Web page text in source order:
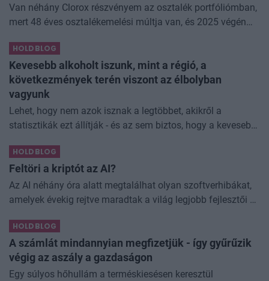
Van néhány Clorox részvényem az osztalék portfóliómban,
mert 48 éves osztalékemelési múltja van, és 2025 végén
dividend king-et. Azt
HOLDBLOG
Kevesebb alkoholt iszunk, mint a régió, a
következmények terén viszont az élbolyban
vagyunk
Lehet, hogy nem azok isznak a legtöbbet, akikről a
statisztikák ezt állítják - és az sem biztos, hogy a kevesebb
Kevesebb alkoholt iszunk
HOLDBLOG
Feltöri a kriptót az AI?
Az AI néhány óra alatt megtalálhat olyan szoftverhibákat,
amelyek évekig rejtve maradtak a világ legjobb fejlesztői és
különösen nagy...
HOLDBLOG
A számlát mindannyian megfizetjük - így gyűrűzik
végig az aszály a gazdaságon
Egy súlyos hőhullám a terméskiesésen keresztül